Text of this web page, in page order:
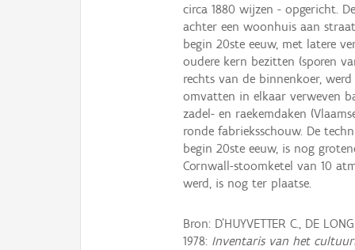
circa 1880 wijzen - opgericht.
achter een woonhuis aan
begin 20ste eeuw, met latere
oudere kern bezitten (sporen
rechts van de binnenkoer,
omvatten in elkaar verweven
zadel- en raekemdaken
ronde fabrieksschouw. De
begin 20ste eeuw, is nog
Cornwall-stoomketel van 10
werd, is nog ter plaatse.
Bron: D'HUYVETTER C., DE
1978: Inventaris van het